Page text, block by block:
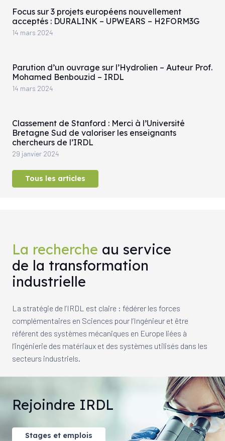
Focus sur 3 projets européens nouvellement
acceptés : DURALINK – UPWEARS – H2FORM3G
14 mars 2024
Parution d’un ouvrage sur l’Hydrolien – Auteur Prof.
Mohamed Benbouzid – IRDL
14 mars 2024
Classement de Stanford : Merci à l’Université
Bretagne Sud de valoriser les enseignants
chercheurs de l’IRDL
29 janvier 2024
Tous les articles
La recherche au service
de la transformation
industrielle
La stratégie de l’IRDL est claire : fédérer les forces
complémentaires en Sciences pour l’Ingénieur et être
référent des systèmes mécaniques en Europe liées à
l’ingénierie des matériaux et des systèmes utilisés dans les
secteurs industriels.
Rejoindre IRDL
Stages et emplois